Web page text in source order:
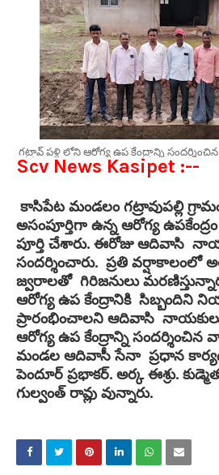
గట్రావ్ పళ్లి లోని ఆరోగ్య ఉప కేంద్రాన్ని
Scv News Kasipet :--
కాసిపేట మండలం గట్రావుపల్లి
అసంపూర్తిగా ఉన్న ఆరోగ్య ఉపకేంద్రం
పూర్తి చేశారు. ఈరోజు ఆదివాసి
సందర్శించారు. ప్రతి వర్షాకాలంలో
జ్వరాలతో గిరిజనులు
ఆరోగ్య ఉప కేంద్రానికి సిబ్బందిని
ప్రారంభించాలని ఆదివాసి నాయకులు
ఆరోగ్య ఉప కేంద్రాన్ని
మండల ఆదివాసీ సేనా ప్రధాన
పెందూర్ ప్రభాకర్. అర్క ఈశ్రు.
గుల్వంత్ రావ్లు వున్నారు.